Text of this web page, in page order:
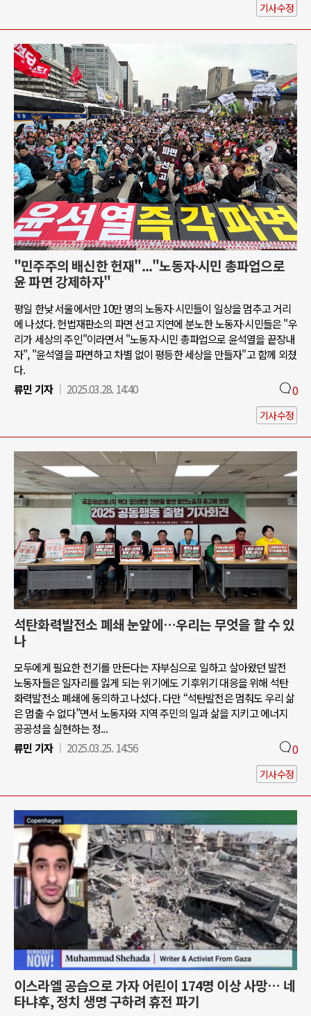
기사수정
"민주주의 배신한 헌재"..."노동자∙시민 총파업으로
윤 파면 강제하자"
평일 한낮 서울에서만 10만 명의 노동자∙시민들이 일상을 멈추고 거리
에 나섰다. 헌법재판소의 파면 선고 지연에 분노한 노동자∙시민들은 "우
리가 세상의 주인"이라면서 "노동자∙시민 총파업으로 윤석열을 끝장내
자", "윤석열을 파면하고 차별 없이 평등한 세상을 만들자"고 함께 외쳤
다.
류민 기자
2025.03.28. 14:40 0
기사수정
석탄화력발전소 폐쇄 눈앞에…우리는 무엇을 할 수 있
나
모두에게 필요한 전기를 만든다는 자부심으로 일하고 살아왔던 발전
노동자들은 일자리를 잃게 되는 위기에도 기후위기 대응을 위해 석탄
화력발전소 폐쇄에 동의하고 나섰다. 다만 “석탄발전은 멈춰도 우리 삶
은 멈출 수 없다”면서 노동자와 지역 주민의 일과 삶을 지키고 에너지
공공성을 실현하는 정...
류민 기자
2025.03.25. 14:56 0
기사수정
이스라엘 공습으로 가자 어린이 174명 이상 사망… 네
타냐후, 정치 생명 구하려 휴전 파기